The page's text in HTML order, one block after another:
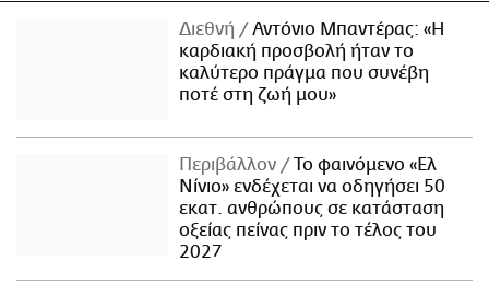
Διεθνή
Αντόνιο Μπαντέρας: «Η
καρδιακή προσβολή ήταν το
καλύτερο πράγμα που συνέβη
ποτέ στη ζωή μου»
Περιβάλλον
Το φαινόμενο «Ελ
Νίνιο» ενδέχεται να οδηγήσει 50
εκατ. ανθρώπους σε κατάσταση
οξείας πείνας πριν το τέλος του
2027